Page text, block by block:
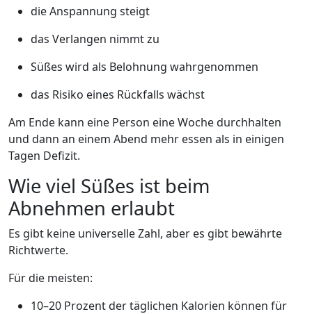
die Anspannung steigt
das Verlangen nimmt zu
Süßes wird als Belohnung wahrgenommen
das Risiko eines Rückfalls wächst
Am Ende kann eine Person eine Woche durchhalten
und dann an einem Abend mehr essen als in einigen
Tagen Defizit.
Wie viel Süßes ist beim
Abnehmen erlaubt
Es gibt keine universelle Zahl, aber es gibt bewährte
Richtwerte.
Für die meisten:
10–20 Prozent der täglichen Kalorien können für